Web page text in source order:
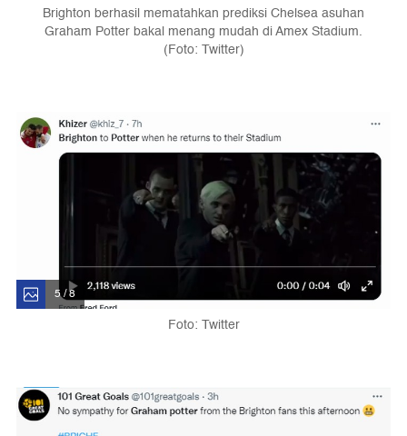
Brighton berhasil mematahkan prediksi Chelsea asuhan
Graham Potter bakal menang mudah di Amex Stadium.
(Foto: Twitter)
5 / 8
Foto: Twitter